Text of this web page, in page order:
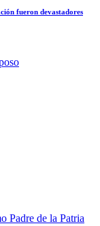
fueron devastadores